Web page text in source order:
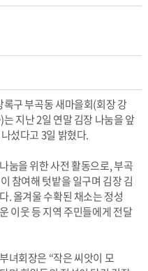
구 부곡동 새마을회(회장 강
지난 2일 연말 김장 나눔을 앞
섰다고 3일 밝혔다.
눔을 위한 사전 활동으로, 부곡
참여해 텃밭을 일구며 김장 김
. 올겨울 수확된 채소는 정성
이웃 등 지역 주민들에게 전달
녀회장은 “작은 씨앗이 모